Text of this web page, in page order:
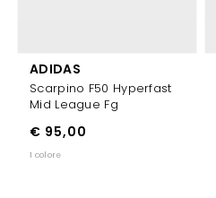
ADIDAS
Scarpino F50 Hyperfast
Mid League Fg
€ 95,00
1 colore